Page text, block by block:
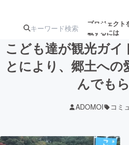
プロジェクト
載するには
注目の新着プロ 募
こども達が観光ガイ
とにより、郷土への
んでも
ADOMOI コミ